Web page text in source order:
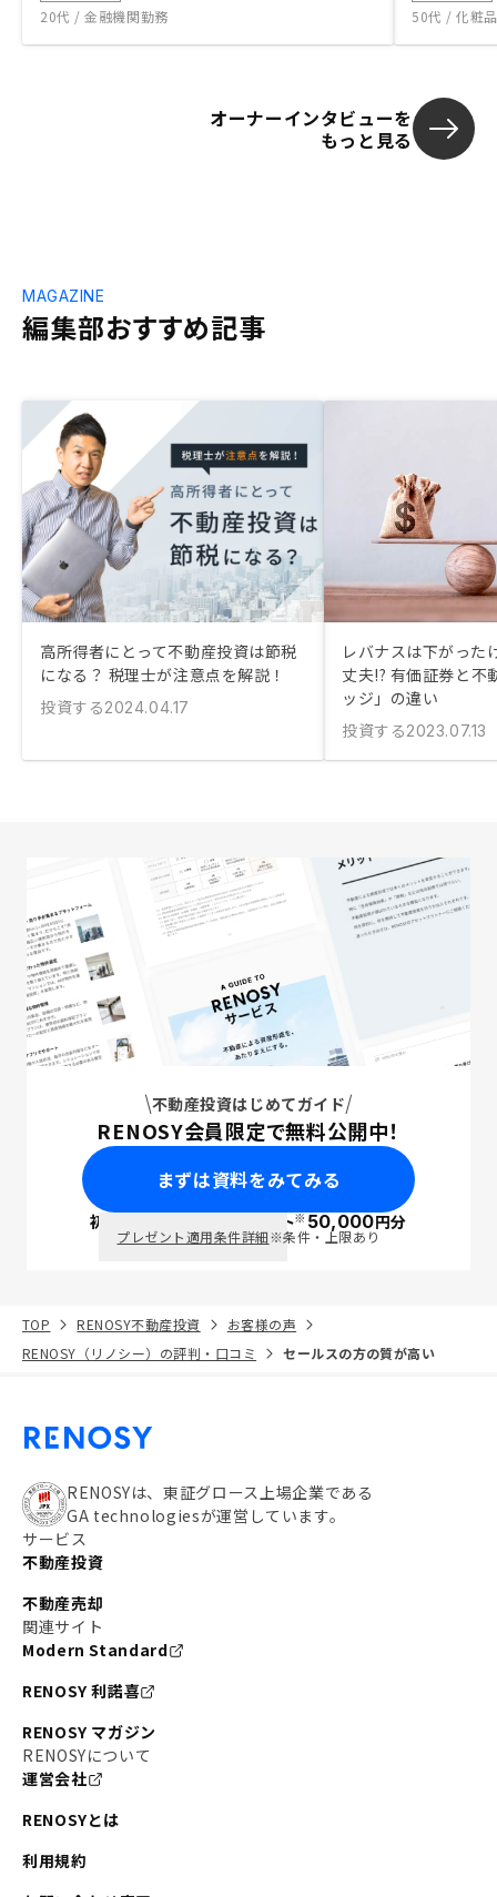
20代 / 金融機関勤務 50代 / 化粧
オーナーインタビューを
もっと見る
編集部おすすめ記事
MAGAZINE
高所得者にとって不動産投資は節税
になる？ 税理士が注意点を解説！
投資する2024.04.17
レバナスは下がった
丈夫!? 有価証券と不
ッジ」の違い
投資する2023.07.13
不動産投資はじめてガイド
RENOSY会員限定で無料公開中！
まずは資料をみてみる
初回面談で ポイント※50,000円分
プレゼント適用条件詳細※条件・上限あり
TOP RENOSY不動産投資
お客様の声
RENOSY（リノシー）の評判・口コミ
セールスの方の質が高い
RENOSYは、東証グロース上場企業である
GA technologiesが運営しています。
サービス
不動産投資
不動産売却
関連サイト
Modern Standard
RENOSY 利諾喜
RENOSY マガジン
RENOSYについて
運営会社
RENOSYとは
利用規約